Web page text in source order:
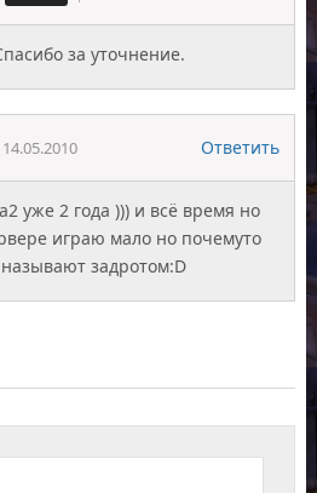
за уточнение.
14.05.2010 Ответить
уже 2 года ))) и всё время но
играю мало но почемуто
задротом:D